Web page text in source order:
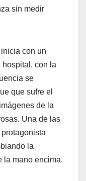
sin medir
con un
con la
se
que sufre el
de la
Una de las
la
la mano encima.